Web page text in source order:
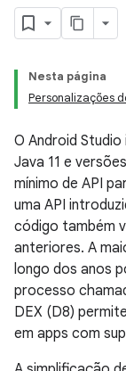
Nesta página
Personalizações
O Android
Java 11 e
mínimo de API
uma API
código também
anteriores. A
longo dos anos
processo
DEX (D8)
em apps com